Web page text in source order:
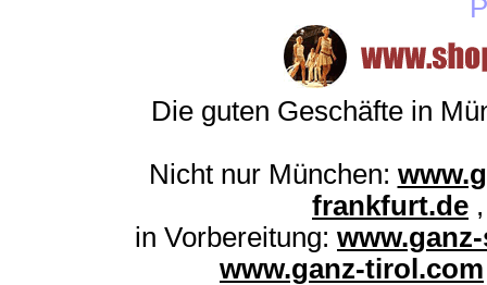
Die guten Geschäfte in
Nicht nur München:
frankfurt.de
in Vorbereitung:
www.ganz-tirol.com